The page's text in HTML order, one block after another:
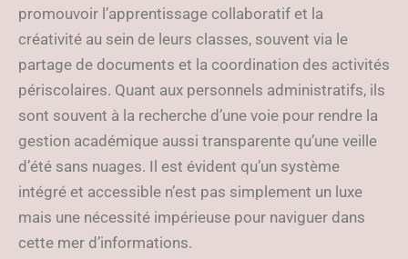
promouvoir l’apprentissage collaboratif et la
créativité au sein de leurs classes, souvent via le
partage de documents et la coordination des activités
périscolaires. Quant aux personnels administratifs, ils
sont souvent à la recherche d’une voie pour rendre la
gestion académique aussi transparente qu’une veille
d’été sans nuages. Il est évident qu’un système
intégré et accessible n’est pas simplement un luxe
mais une nécessité impérieuse pour naviguer dans
cette mer d’informations.